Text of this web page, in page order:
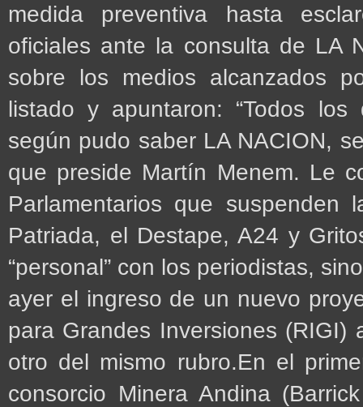
medida preventiva hasta
oficiales ante la consulta de LA
sobre los medios alcanzados
listado y apuntaron: “Todos los
según pudo saber LA NACION,
que preside Martín Menem. Le
Parlamentarios que suspenden
Patriada, el Destape, A24 y
“personal” con los periodistas,
ayer el ingreso de un nuevo
para Grandes Inversiones
otro del mismo rubro.En el
consorcio Minera Andina